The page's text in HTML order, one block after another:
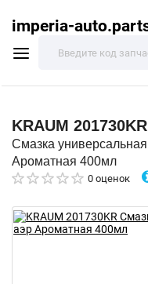
imperia-
KRAUM 201730KR
Смазка
Ароматная 400мл
0 оценок